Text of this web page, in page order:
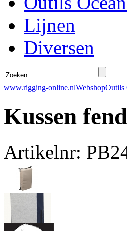
Lijnen
Diversen
www.rigging-online.nlWebshopOutils
Kussen
Artikelnr: